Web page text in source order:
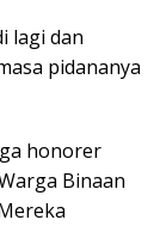
lagi dan
pidananya
honorer
Binaan